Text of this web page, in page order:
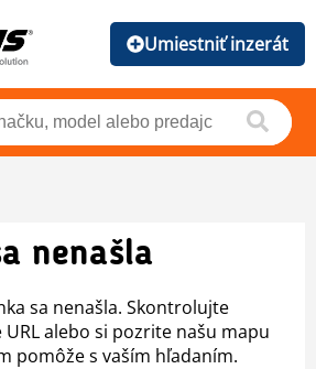
Umiestniť inzerát
nenašla
sa nenašla. Skontrolujte
alebo si pozrite našu mapu
pomôže s vaším hľadaním.